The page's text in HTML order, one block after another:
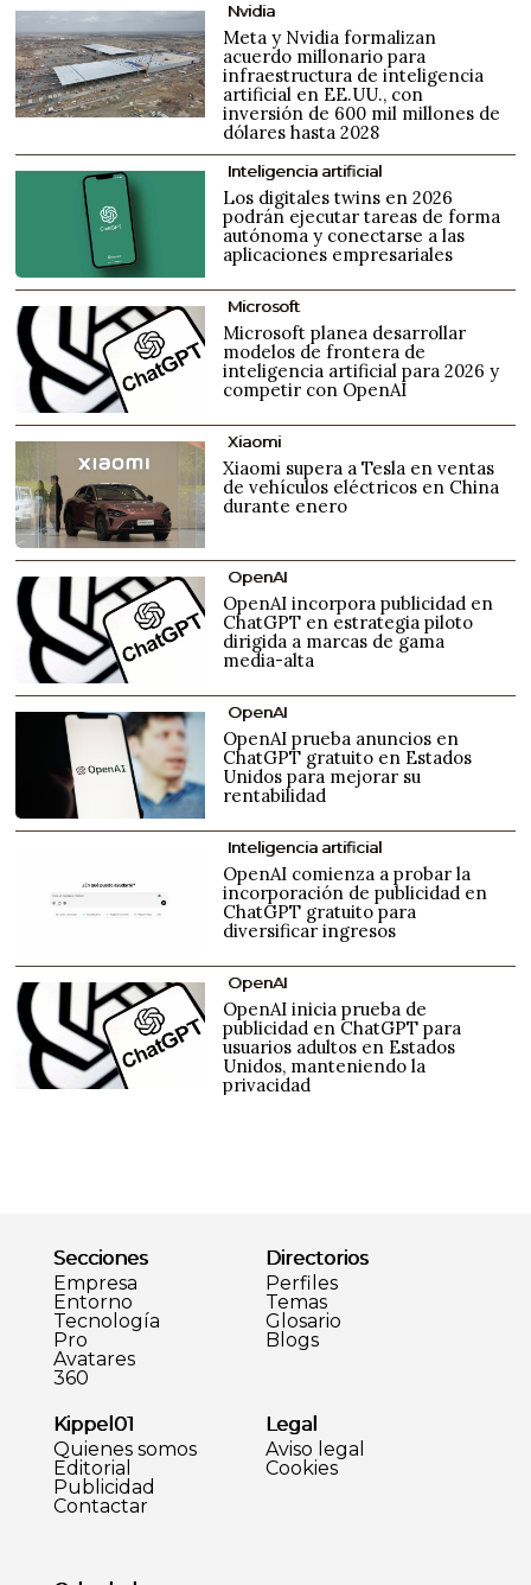
Nvidia
Meta y Nvidia formalizan
acuerdo millonario para
infraestructura de inteligencia
artificial en EE.UU., con
inversión de 600 mil millones de
dólares hasta 2028
Inteligencia artificial
Los digitales twins en 2026
podrán ejecutar tareas de forma
autónoma y conectarse a las
aplicaciones empresariales
Microsoft
Microsoft planea desarrollar
modelos de frontera de
inteligencia artificial para 2026 y
competir con OpenAI
Xiaomi
Xiaomi supera a Tesla en ventas
de vehículos eléctricos en China
durante enero
OpenAI
OpenAI incorpora publicidad en
ChatGPT en estrategia piloto
dirigida a marcas de gama
media-alta
OpenAI
OpenAI prueba anuncios en
ChatGPT gratuito en Estados
Unidos para mejorar su
rentabilidad
Inteligencia artificial
OpenAI comienza a probar la
incorporación de publicidad en
ChatGPT gratuito para
diversificar ingresos
OpenAI
OpenAI inicia prueba de
publicidad en ChatGPT para
usuarios adultos en Estados
Unidos, manteniendo la
privacidad
Secciones
Empresa
Entorno
Tecnología
Pro
Avatares
360
Directorios
Perfiles
Temas
Glosario
Blogs
Kippel01
Quienes somos
Editorial
Publicidad
Contactar
Legal
Aviso legal
Cookies